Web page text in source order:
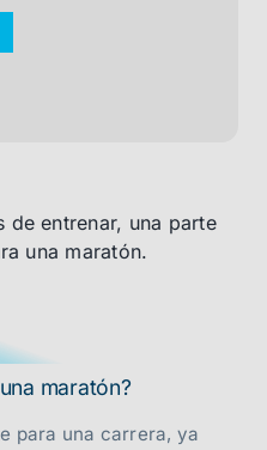
maratón?
para una carrera, ya